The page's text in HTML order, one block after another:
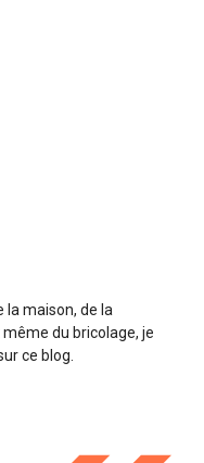
la maison, de la
du bricolage, je
ce blog.